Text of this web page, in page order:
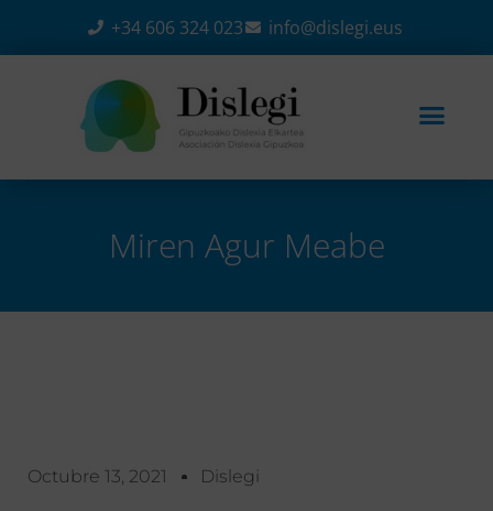
+34 606 324 023 info@dislegi.eus
Miren Agur Meabe
Octubre 13, 2021 Dislegi